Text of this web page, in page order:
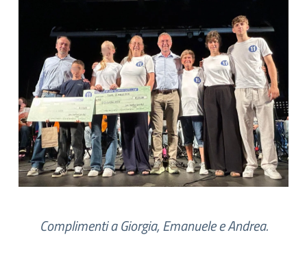
Complimenti a Giorgia, Emanuele e Andrea.